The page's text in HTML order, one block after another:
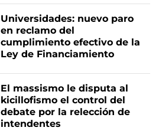
Universidades: nuevo paro
en reclamo del
cumplimiento efectivo de la
Ley de Financiamiento
El massismo le disputa al
kicillofismo el control del
debate por la relección de
intendentes